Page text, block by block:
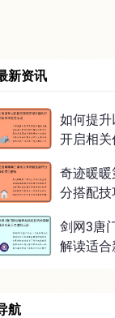
新资讯
如何提
开启相
奇迹暖
分搭配
剑网3唐
解读适
航